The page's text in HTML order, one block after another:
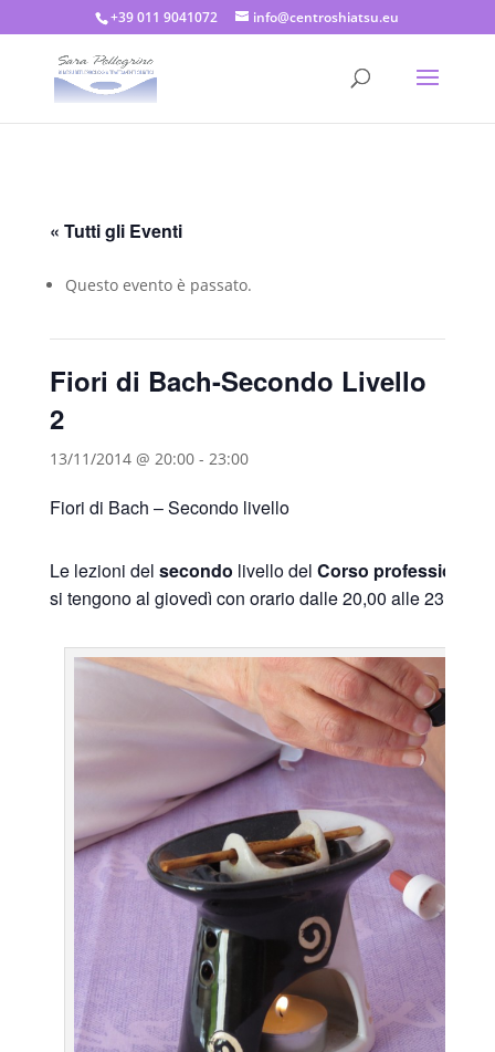
+39 011 9041072 info@centroshiatsu.eu
« Tutti gli Eventi
Questo evento è passato.
Fiori di Bach-Secondo Livello
2
13/11/2014 @ 20:00- 23:00
Fiori di Bach – Secondo livello
Le lezioni del secondo livello del Corso professionale
si tengono al giovedì con orario dalle 20,00 alle 23,00 a